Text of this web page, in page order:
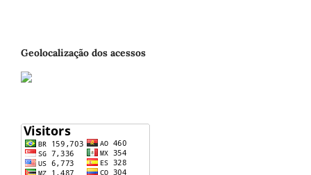
Geolocalização dos acessos